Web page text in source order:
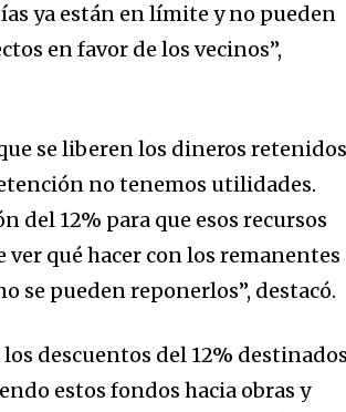
ya están en límite y no pueden
en favor de los vecinos”,
se liberen los dineros retenidos
no tenemos utilidades.
del 12% para que esos recursos
qué hacer con los remanentes
se pueden reponerlos”, destacó.
descuentos del 12%
estos fondos hacia obras y